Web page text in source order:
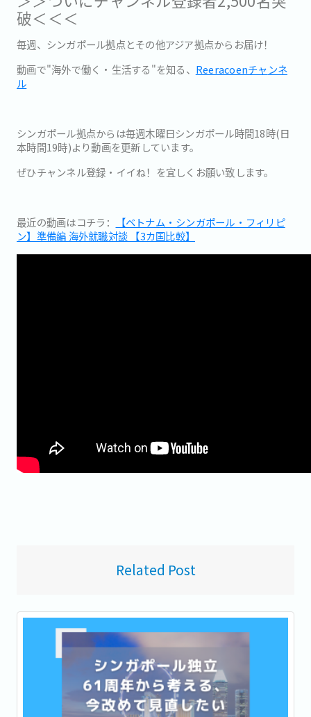
破＜＜＜
毎週、シンガポール拠点とその他アジア拠点からお届け！
動画で"海外で働く・生活する"を知る、 Reeracoenチャンネ
ル
シンガポール拠点からは毎週木曜日シンガポール時間18時(日
本時間19時)より動画を更新しています。
ぜひチャンネル登録・イイね！を宜しくお願い致します。
最近の動画はコチラ：
【ベトナム・シンガポール・フィリピ
ン】準備編 海外就職対談 【3カ国比較】
Related Post